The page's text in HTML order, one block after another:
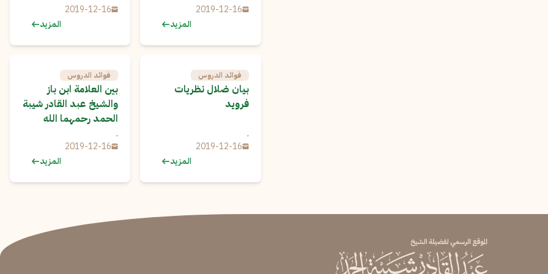
2019-12-16
المزيد
2019-12-16
المزيد
فوائد الدروس
بيان ضلال نظريات
فرويد
.
2019-12-16
المزيد
فوائد الدروس
بين العلامة ابن باز
والشيخ عبد القادر شيبة
الحمد رحمهما الله
.
2019-12-16
المزيد